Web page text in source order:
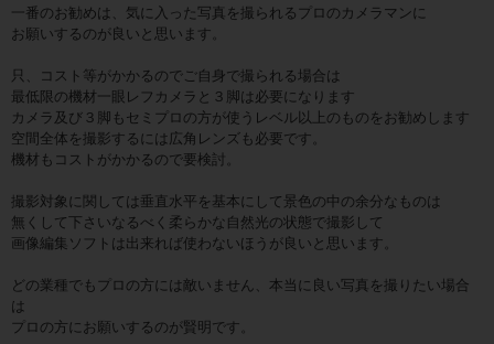
一番のお勧めは、気に入った写真を撮られるプロのカメラマンに
お願いするのが良いと思います。
只、コスト等がかかるのでご自身で撮られる場合は
最低限の機材一眼レフカメラと３脚は必要になります
カメラ及び３脚もセミプロの方が使うレベル以上のものをお勧めします
空間全体を撮影するには広角レンズも必要です。
機材もコストがかかるので要検討。
撮影対象に関しては垂直水平を基本にして景色の中の余分なものは
無くして下さいなるべく柔らかな自然光の状態で撮影して
画像編集ソフトは出来れば使わないほうが良いと思います。
どの業種でもプロの方には敵いません、本当に良い写真を撮りたい場合
は
プロの方にお願いするのが賢明です。